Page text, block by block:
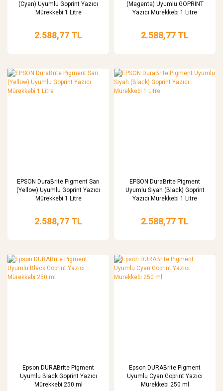
(Cyan) Uyumlu Goprint Yazıcı
Mürekkebi 1 Litre
2.588,77 TL
(Magenta) Uyumlu GOPRINT
Yazıcı Mürekkebi 1 Litre
2.588,77 TL
EPSON DuraBrite Pigment Sarı
(Yellow) Uyumlu Goprint Yazıcı
Mürekkebi 1 Litre
2.588,77 TL
EPSON DuraBrite Pigment
Uyumlu Siyah (Black) Goprint
Yazıcı Mürekkebi 1 Litre
2.588,77 TL
Epson DURABrite Pigment
Uyumlu Black Goprint Yazıcı
Mürekkebi 250 ml
Epson DURABrite Pigment
Uyumlu Cyan Goprint Yazıcı
Mürekkebi 250 ml